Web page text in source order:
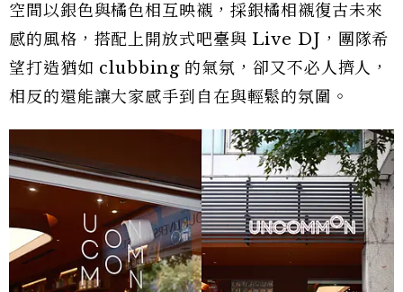
空間以銀色與橘色相互映襯，採銀橘相襯復古未來
感的風格，搭配上開放式吧臺與 Live DJ，團隊希
望打造猶如 clubbing 的氣氛，卻又不必人擠人，
相反的還能讓大家感手到自在與輕鬆的氛圍。